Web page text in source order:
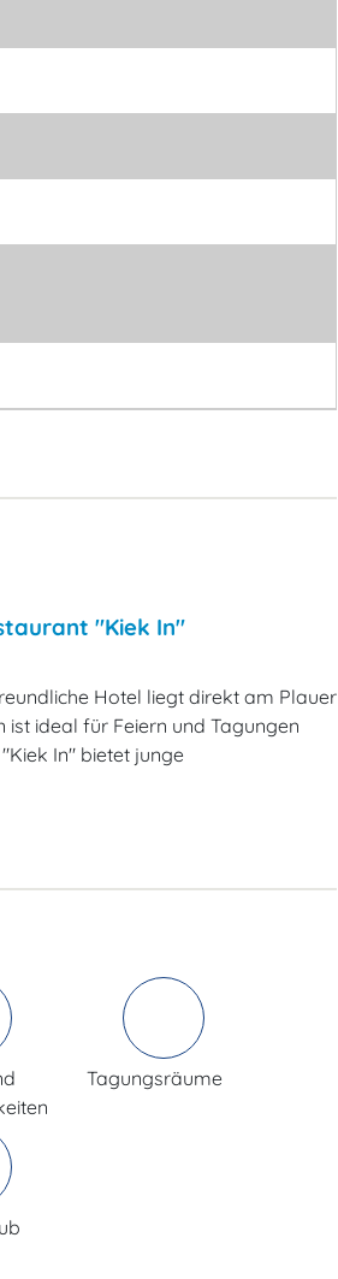
"Kiek In"
Hotel liegt direkt am Plauer
ist ideal für Feiern und Tagungen
In" bietet junge
Tagungsräume